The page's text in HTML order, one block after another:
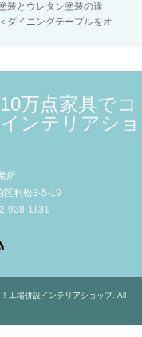
装とウレタン塗装の違
イニングテーブルをオ
万点家具でコ
ンテリアショ
所
利松3-5-19
928-1131
工場併設インテリアショップ. All